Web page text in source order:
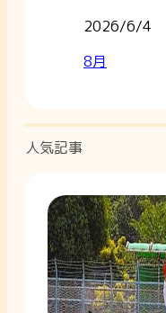
2026/6/4
8月
人気記事